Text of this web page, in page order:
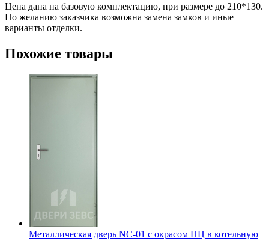
Цена дана на базовую комплектацию, при размере до 210*130.
По желанию заказчика возможна замена замков и иные
варианты отделки.
Похожие товары
Металлическая дверь NC-01 с окрасом НЦ в котельную